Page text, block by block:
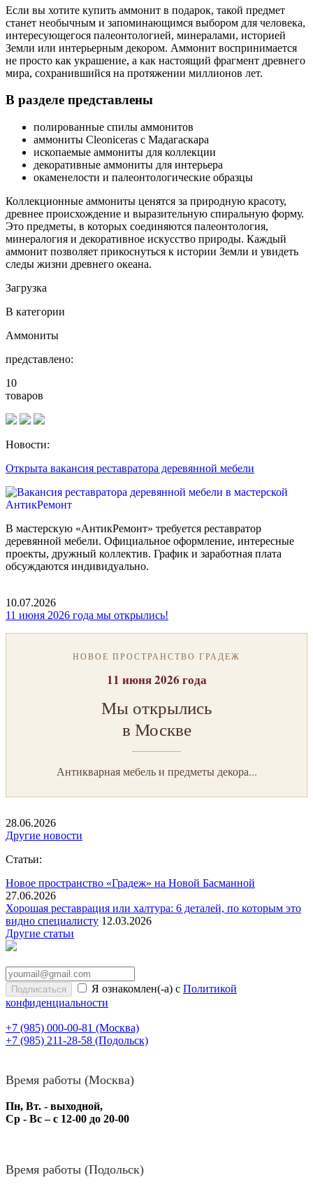
Если вы хотите купить аммонит в подарок, такой предмет
станет необычным и запоминающимся выбором для человека,
интересующегося палеонтологией, минералами, историей
Земли или интерьерным декором. Аммонит воспринимается
не просто как украшение, а как настоящий фрагмент древнего
мира, сохранившийся на протяжении миллионов лет.
В разделе представлены
полированные спилы аммонитов
аммониты Cleoniceras с Мадагаскара
ископаемые аммониты для коллекции
декоративные аммониты для интерьера
окаменелости и палеонтологические образцы
Коллекционные аммониты ценятся за природную красоту,
древнее происхождение и выразительную спиральную форму.
Это предметы, в которых соединяются палеонтология,
минералогия и декоративное искусство природы. Каждый
аммонит позволяет прикоснуться к истории Земли и увидеть
следы жизни древнего океана.
Загрузка
В категории
Аммониты
представлено:
10
товаров
Новости:
Открыта вакансия реставратора деревянной мебели
В мастерскую «АнтикРемонт» требуется реставратор
деревянной мебели. Официальное оформление, интересные
проекты, дружный коллектив. График и заработная плата
обсуждаются индивидуально.
10.07.2026
11 июня 2026 года мы открылись!
НОВОЕ ПРОСТРАНСТВО ГРАДЕЖ
11 июня 2026 года
Мы открылись
в Москве
Антикварная мебель и предметы декора...
28.06.2026
Другие новости
Статьи:
Новое пространство «Градеж» на Новой Басманной
27.06.2026
Хорошая реставрация или халтура: 6 деталей, по которым это
видно специалисту 12.03.2026
Другие статьи
Я ознакомлен(-а) с Политикой
конфиденциальности
+7 (985) 000-00-81 (Москва)
+7 (985) 211-28-58 (Подольск)
Время работы (Москва)
Пн, Вт. - выходной,
Ср - Вс – с 12-00 до 20-00
Время работы (Подольск)